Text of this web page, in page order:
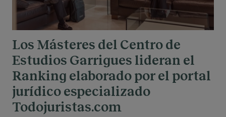
Los Másteres del Centro de
Estudios Garrigues lideran el
Ranking elaborado por el portal
jurídico especializado
Todojuristas.com